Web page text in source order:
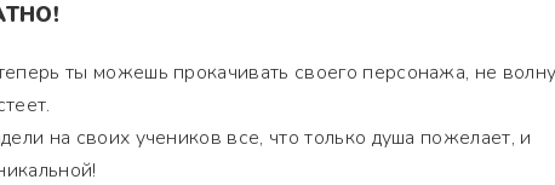
ты можешь прокачивать своего персонажа, не
на своих учеников все, что только душа пожелает, и